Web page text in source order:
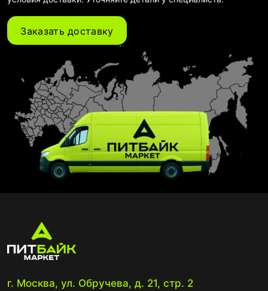
Заказать доставку
г. Москва, ул. Обручева, д. 21, стр. 2